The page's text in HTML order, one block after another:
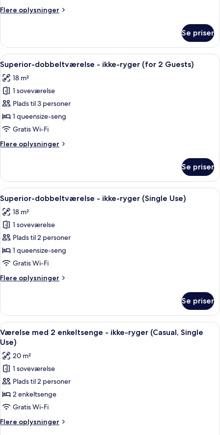
(Forza,
Flere oplysninger
Flere
-
ikke-
ryger
(Forza,
Single
Use)
Se priser
Indlæs
alle
billeder
af
Superior-
dobbeltværelse
-
ryger
Guests)
Et moderne hotelværelse med en
9
Superior-dobbeltværelse - ikke-ryger (for 2 Guests)
18 m²
1 soveværelse
Plads til 3 personer
1 queensize-seng
Gratis Wi-Fi
Flere oplysninger
Flere
dobbeltværelse
ikke-
ryger
(for
2
Guests)
Se priser
Indlæs
alle
billeder
af
Superior-
dobbeltværelse
-
ryger
Et moderne hotelværelse med en
9
Superior-dobbeltværelse - ikke-ryger (Single Use)
18 m²
1 soveværelse
Plads til 2 personer
1 queensize-seng
Gratis Wi-Fi
Flere oplysninger
Flere
dobbeltværelse
ikke-
ryger
(Single
Use)
Se priser
Indlæs
alle
billeder
af
Værelse
med
2
enkeltsenge
-
ikke-
Et hotelværelse med en stor seng,
4
Værelse med 2 enkeltsenge - ikke-ryger (Casual, Single
Use)
20 m²
1 soveværelse
Plads til 2 personer
2 enkeltsenge
Gratis Wi-Fi
Flere oplysninger
Flere